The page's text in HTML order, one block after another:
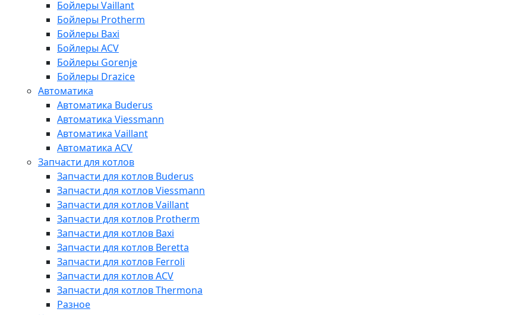
Бойлеры Vaillant
Бойлеры Protherm
Бойлеры Baxi
Бойлеры ACV
Бойлеры Gorenje
Бойлеры Drazice
Автоматика
Автоматика Buderus
Автоматика Viessmann
Автоматика Vaillant
Автоматика ACV
Запчасти для котлов
Запчасти для котлов Buderus
Запчасти для котлов Viessmann
Запчасти для котлов Vaillant
Запчасти для котлов Protherm
Запчасти для котлов Baxi
Запчасти для котлов Beretta
Запчасти для котлов Ferroli
Запчасти для котлов ACV
Запчасти для котлов Thermona
Разное